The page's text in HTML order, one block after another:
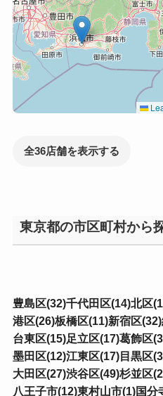
全36店舗を表示する
東京都の市区町村から
豊島区(32)千代田区(14)北区
港区(26)板橋区(11)新宿区(32)
台東区(15)足立区(17)葛飾区
墨田区(12)江東区(17)目黒区
大田区(27)渋谷区(49)杉並区
八王子市(12)東村山市(1)国分